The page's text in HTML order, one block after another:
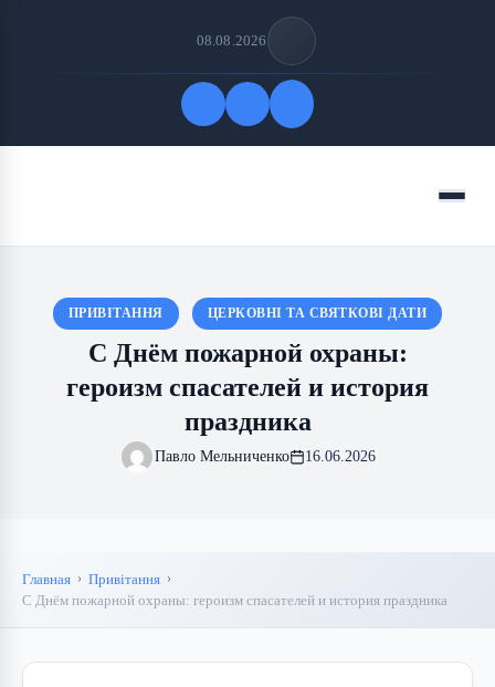
08.08.2026
Меню
ПРИВІТАННЯ ЦЕРКОВНІ ТА СВЯТКОВІ ДАТИ
С Днём пожарной охраны:
героизм спасателей и история
праздника
Павло Мельниченко 16.06.2026
Главная
Привітання
С Днём пожарной охраны: героизм спасателей и история праздника